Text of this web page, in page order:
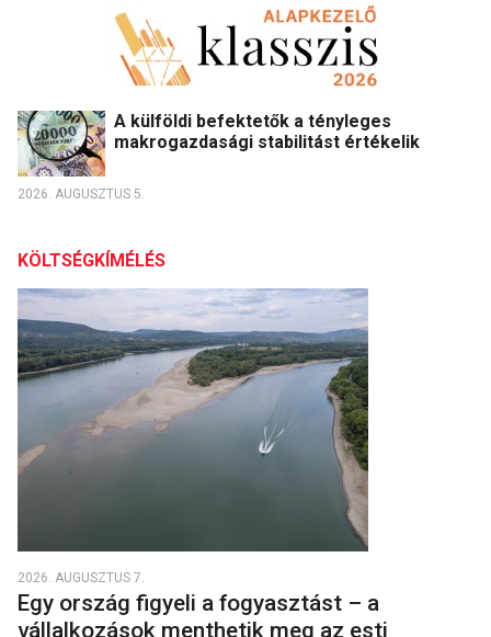
A külföldi befektetők a tényleges
makrogazdasági stabilitást értékelik
2026. AUGUSZTUS 5.
KÖLTSÉGKÍMÉLÉS
2026. AUGUSZTUS 7.
Egy ország figyeli a fogyasztást – a
vállalkozások menthetik meg az esti